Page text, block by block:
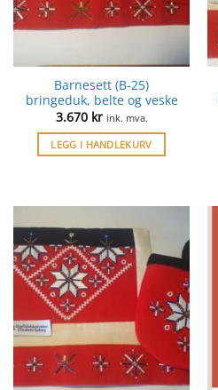
Barnesett (B-25)
bringeduk, belte og veske
3.670 kr ink. mva.
LEGG I HANDLEKURV